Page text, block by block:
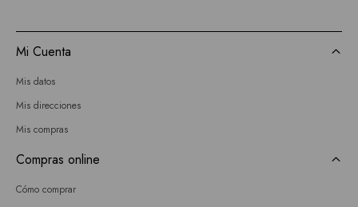
Mi Cuenta
Mis datos
Mis direcciones
Mis compras
Compras online
Cómo comprar